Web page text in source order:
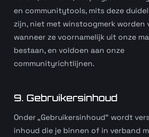
en communitytools, mits deze
zijn, niet met winstoogmerk worden
wanneer ze voornamelijk uit onze
bestaan, en voldoen aan onze
communityrichtlijnen.
9. Gebruikersinhoud
Onder „Gebruikersinhoud“ wordt
inhoud die je binnen of in verband